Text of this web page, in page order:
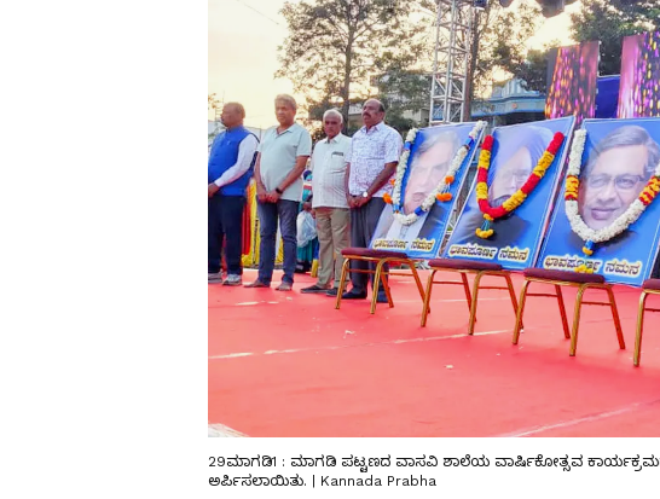
29ಮಾಗಡಿ1 : ಮಾಗಡಿ ಪಟ್ಟಣದ ವಾಸವಿ ಶಾಲೆಯ ವಾರ್ಷಿಕೋತ್ಸವ
ಅರ್ಪಿಸಲಾಯಿತು. | Kannada Prabha